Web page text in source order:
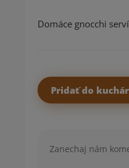
Domáce gnocchi
Pridať do